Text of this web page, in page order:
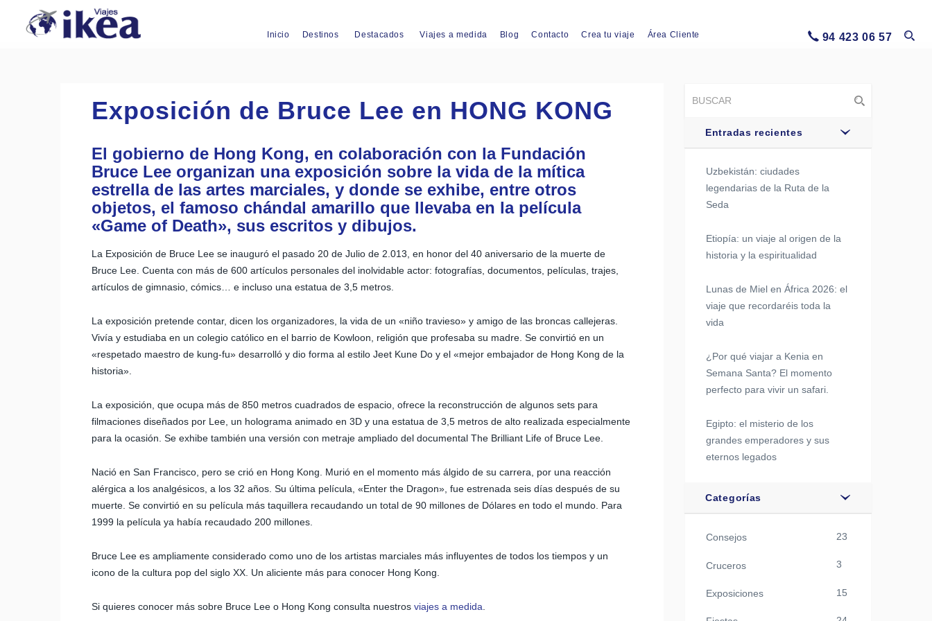
Inicio Destinos Destacados Viajes a medida Blog Contacto Crea tu viaje Área Cliente 94 423 06 57
Exposición de Bruce Lee en HONG KONG
El gobierno de Hong Kong, en colaboración con la Fundación
Bruce Lee organizan una exposición sobre la vida de la mítica
estrella de las artes marciales, y donde se exhibe, entre otros
objetos, el famoso chándal amarillo que llevaba en la película
«Game of Death», sus escritos y dibujos.
La Exposición de Bruce Lee se inauguró el pasado 20 de Julio de 2.013, en honor del 40 aniversario de la muerte de
Bruce Lee. Cuenta con más de 600 artículos personales del inolvidable actor: fotografías, documentos, películas, trajes,
artículos de gimnasio, cómics… e incluso una estatua de 3,5 metros.
La exposición pretende contar, dicen los organizadores, la vida de un «niño travieso» y amigo de las broncas callejeras.
Vivía y estudiaba en un colegio católico en el barrio de Kowloon, religión que profesaba su madre. Se convirtió en un
«respetado maestro de kung-fu» desarrolló y dio forma al estilo Jeet Kune Do y el «mejor embajador de Hong Kong de la
historia».
La exposición, que ocupa más de 850 metros cuadrados de espacio, ofrece la reconstrucción de algunos sets para
filmaciones diseñados por Lee, un holograma animado en 3D y una estatua de 3,5 metros de alto realizada especialmente
para la ocasión. Se exhibe también una versión con metraje ampliado del documental The Brilliant Life of Bruce Lee.
Nació en San Francisco, pero se crió en Hong Kong. Murió en el momento más álgido de su carrera, por una reacción
alérgica a los analgésicos, a los 32 años. Su última película, «Enter the Dragon», fue estrenada seis días después de su
muerte. Se convirtió en su película más taquillera recaudando un total de 90 millones de Dólares en todo el mundo. Para
1999 la película ya había recaudado 200 millones.
Bruce Lee es ampliamente considerado como uno de los artistas marciales más influyentes de todos los tiempos y un
icono de la cultura pop del siglo XX. Un aliciente más para conocer Hong Kong.
Si quieres conocer más sobre Bruce Lee o Hong Kong consulta nuestros viajes a medida
Entradas recientes
Uzbekistán: ciudades
legendarias de la Ruta de la
Seda
Etiopía: un viaje al origen de la
historia y la espiritualidad
Lunas de Miel en África 2026: el
viaje que recordaréis toda la
vida
¿Por qué viajar a Kenia en
Semana Santa? El momento
perfecto para vivir un safari.
Egipto: el misterio de los
grandes emperadores y sus
eternos legados
Categorías
Consejos 23
Cruceros 3
Exposiciones 15